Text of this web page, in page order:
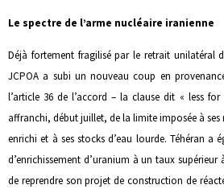
Le spectre de l’arme nucléaire iranienne
Déjà fortement fragilisé par le retrait unilatéral
JCPOA a subi un nouveau coup en
l’article 36 de l’accord – la clause dit « less for
affranchi, début juillet, de la limite imposée à ses
enrichi et à ses stocks d’eau lourde. Téhéran a
d’enrichissement d’uranium à un taux
de reprendre son projet de construction de